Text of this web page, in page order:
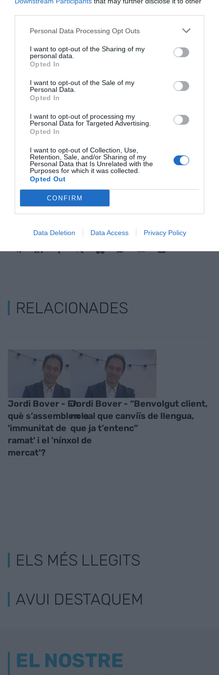
Personal Data Processing Opt Outs
I want to opt-out of the Sharing of my
personal data.
Opted In
I want to opt-out of the Sale of my
Personal Data.
Opted In
I want to opt-out of processing my
Personal Data for Targeted Advertising.
Opted In
I want to opt-out of Collection, Use,
Retention, Sale, and/or Sharing of my
Personal Data that Is Unrelated with the
Purposes for which it was collected.
Opted Out
CONFIRM
Data Deletion Data Access Privacy Policy
augment exponencial del nostre cabal
terminològic, però individualment segueix
limitada al nostre entorn més proper, social i
professional. No hauríem de qüestionar la riquesa
de la terminologia avui dia, doncs, sinó si els
nostres interessos actuals –la nostra vida tal com
la tenim muntada— són els que ens fan més
feliços. Omple més saber distingir entre cinc
social o entre cinc tipus de núvols? Heus ací la
qüestió.
Afegir VIA Empresa com a font preferida de
Google de forma gratuïta
Estigues informat amb les últimes notícies d'actualitat
ACTIVAR ARA
RELACIONADES
Jordi Bover - En
què s’assemblen la
'immunitat de
ramat' i el 'nínxol de
mercat'?
Jordi Bover - “Benvolgut client,
no cal que canviïs de llengua,
que ja t’entenc”
ELS MÉS LLEGITS
AVUI DESTAQUEM
EL NOSTRE